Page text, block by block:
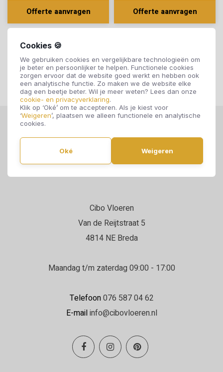
Cookies 🍪
We gebruiken cookies en vergelijkbare technologieën om
je beter en persoonlijker te helpen. Functionele cookies
zorgen ervoor dat de website goed werkt en hebben ook
een analytische functie. Zo maken we de website elke
dag een beetje beter. Wil je meer weten? Lees dan onze
cookie- en privacyverklaring.
Klik op ‘Oké’ om te accepteren. Als je kiest voor
‘Weigeren’, plaatsen we alleen functionele en analytische
cookies.
Oké Weigeren
Offerte aanvragen Offerte aanvragen
Cibo Vloeren
Van de Reijtstraat 5
4814 NE Breda
Maandag t/m zaterdag 09:00 - 17:00
Telefoon076 587 04 62
E-mailinfo@cibovloeren.nl